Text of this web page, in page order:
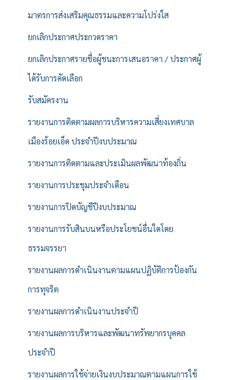
มาตรการส่งเสริมคุณธรรมและความโปร่งใส
ยกเลิกประกาศประกวดราคา
ยกเลิกประกาศรายชื่อผู้ชนะการเสนอราคา / ประกาศผู้
ได้รับการคัดเลือก
รับสมัครงาน
รายงานการติดตามผลการบริหารความเสี่ยงเทศบาล
เมืองร้อยเอ็ด ประจำปีงบประมาณ
รายงานการติดตามและประเมินผลพัฒนาท้องถิ่น
รายงานการประชุมประจำเดือน
รายงานการปิดบัญชีปีงบประมาณ
รายงานการรับสินบนหรือประโยชน์อื่นใดโดย
ธรรมจรรยา
รายงานผลการดำเนินงานตามแผนปฏิบัติการป้องกัน
การทุจริต
รายงานผลการดำเนินงานประจำปี
รายงานผลการบริหารและพัฒนาทรัพยากรบุคคล
ประจำปี
รายงานผลการใช้จ่ายเงินงบประมาณตามแผนการใช้